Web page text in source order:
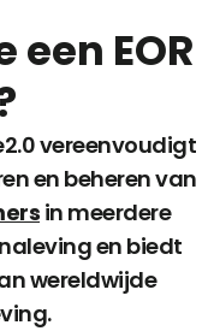
EOR
vereenvoudigt
en beheren van
in meerdere
en biedt
wereldwijde